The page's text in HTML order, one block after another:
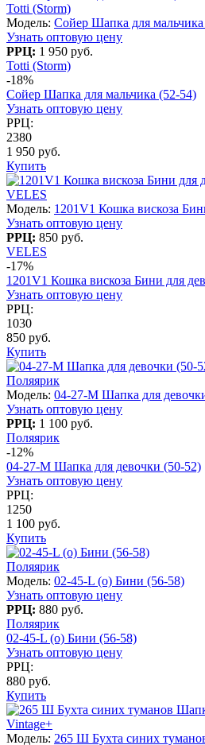
Totti (Storm)
Модель: Сойер Шапка для
Узнать оптовую цену
РРЦ: 1 950 руб.
Totti (Storm)
-18%
Сойер Шапка для мальчика (52-54)
Узнать оптовую цену
РРЦ:
2380
1 950 руб.
Купить
VELES
Модель: 1201V1 Кошка вискоза
Узнать оптовую цену
РРЦ: 850 руб.
VELES
-17%
1201V1 Кошка вискоза Бини для
Узнать оптовую цену
РРЦ:
1030
850 руб.
Купить
Поляярик
Модель: 04-27-M Шапка для
Узнать оптовую цену
РРЦ: 1 100 руб.
Поляярик
-12%
04-27-M Шапка для девочки (50-52)
Узнать оптовую цену
РРЦ:
1250
1 100 руб.
Купить
Поляярик
Модель: 02-45-L (о) Бини (56-58)
Узнать оптовую цену
РРЦ: 880 руб.
Поляярик
02-45-L (о) Бини (56-58)
Узнать оптовую цену
РРЦ:
880 руб.
Купить
Vintage+
Модель: 265 Ш Бухта синих